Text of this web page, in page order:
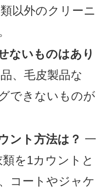
以外のクリーニ
ないものはあり
、毛皮製品な
できないものが
ント方法は？ 一
を1カウントと
コートやジャケ